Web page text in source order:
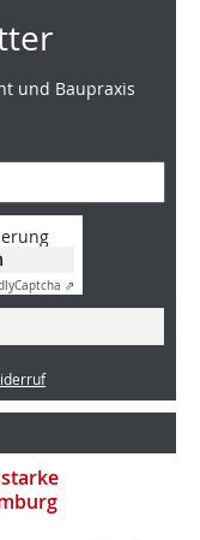
und Baupraxis
Captcha ⇗